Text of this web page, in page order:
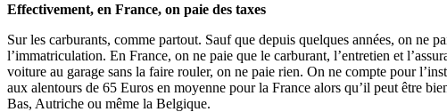
Effectivement, en France, on paie des taxes
Sur les carburants, comme partout. Sauf que depuis quelques années, on ne
l’immatriculation. En France, on ne paie que le carburant, l’entretien et
voiture au garage sans la faire rouler, on ne paie rien. On ne compte pour
aux alentours de 65 Euros en moyenne pour la France alors qu’il peut être
Bas, Autriche ou même la Belgique.